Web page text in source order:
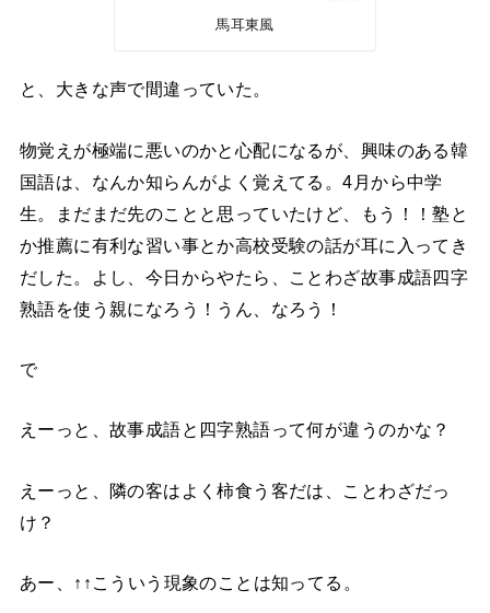
馬耳東風
と、大きな声で間違っていた。
物覚えが極端に悪いのかと心配になるが、興味のある韓
国語は、なんか知らんがよく覚えてる。4月から中学
生。まだまだ先のことと思っていたけど、もう！！塾と
か推薦に有利な習い事とか高校受験の話が耳に入ってき
だした。よし、今日からやたら、ことわざ故事成語四字
熟語を使う親になろう！うん、なろう！
で
えーっと、故事成語と四字熟語って何が違うのかな？
えーっと、隣の客はよく柿食う客だは、ことわざだっ
け？
あー、↑↑こういう現象のことは知ってる。